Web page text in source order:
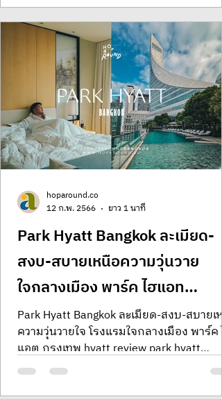
Amanoi Discover exclusive packages on
offer at Amanoi in Ninh Thuan, Vietnam.
Exclusive trips รีสอร์ทน่าพักในเวียดนาม
Luxury Resort Aman Resort Review วิธีไป
Amanoi ก ไฟลท์บินไปญาจาง บินไปญาจาง
amanoi vietnam Overlooking Vinh Hy Bay
Aman Resorts รีสอร์ทหรูเวียดนาม Thai
Resident
Park Hyatt Bangkok ละเมียด-
สงบ-สบายเหนือความวุ่นวาย
ใจกลางเมือง พาร์ค ไฮแอท
กรุงเทพฯ
Park Hyatt Bangkok ละเมียด-สงบ-สบายเห
ความวุ่นวายใจ โรงแรมใจกลางเมือง พาร์ค ไ
แอต กรุงเทพ hyatt review park hyatt
bangkok รีวิวโรงแรมพาร์ก
hoparound.co
12 ก.พ. 2566
ยาว 1 นาที